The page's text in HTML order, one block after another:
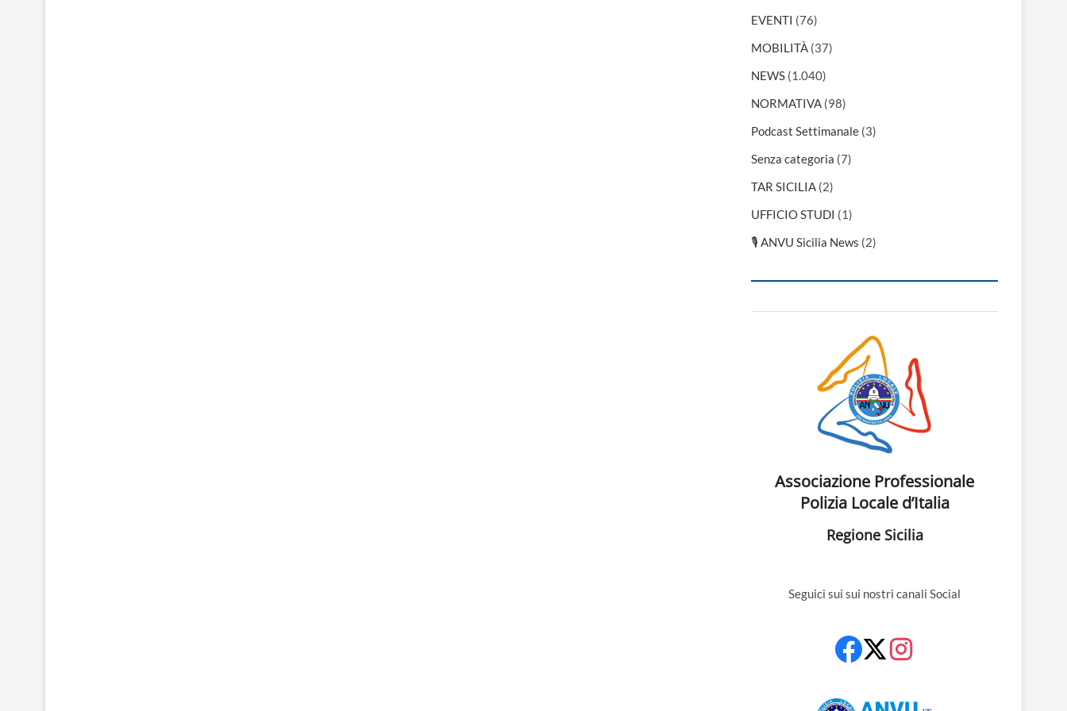
EVENTI (76)
MOBILITÀ (37)
NEWS (1.040)
NORMATIVA (98)
Podcast Settimanale (3)
Senza categoria (7)
TAR SICILIA (2)
UFFICIO STUDI (1)
🎙 ANVU Sicilia News (2)
Associazione Professionale
Polizia Locale d’Italia
Regione Sicilia
Seguici sui sui nostri canali Social